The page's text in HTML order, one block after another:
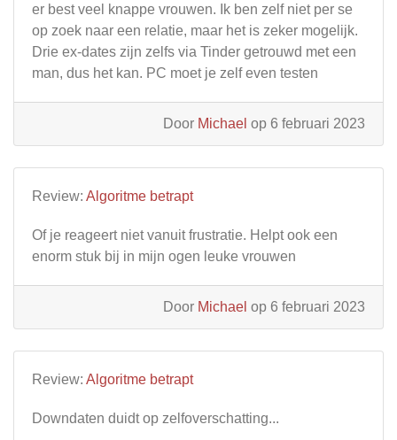
er best veel knappe vrouwen. Ik ben zelf niet per se
op zoek naar een relatie, maar het is zeker mogelijk.
Drie ex-dates zijn zelfs via Tinder getrouwd met een
man, dus het kan. PC moet je zelf even testen
Door Michael op 6 februari 2023
Review: Algoritme betrapt
Of je reageert niet vanuit frustratie. Helpt ook een
enorm stuk bij in mijn ogen leuke vrouwen
Door Michael op 6 februari 2023
Review: Algoritme betrapt
Downdaten duidt op zelfoverschatting...